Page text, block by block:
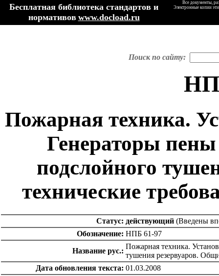
Бесплатная библиотека стандартов и
нормативов www.docload.ru
Все документы,
Электронные копии
Поиск по сайту:
Пожарная техника.
Генераторы
подслойного
технические
Статус: действующий (Введены
Обозначение: НПБ 61-97
Название рус.:
Пожарная техника.
тушения резервуаров.
Дата обновления текста: 01.03.2008